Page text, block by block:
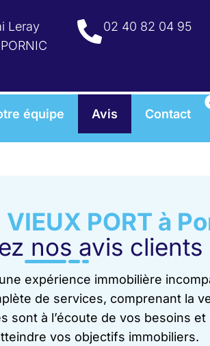
Leray
02 40 82 04 95
équipe Avis Contact
VIEUX PORT à
nos avis clients
une expérience immobilière
de services, comprenant la
à l’écoute de vos besoins
vos objectifs immobiliers.